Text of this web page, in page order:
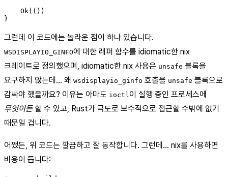
    Ok(())
그런데 이 코드에는 놀라운 점이 하나 있습니다.
WSDISPLAYIO_GINFO에 대한 래퍼 함수를 idiomatic한 nix
크레이트로 정의했으며, idiomatic한 nix 사용은 unsafe 블록을
요구하지 않는데… 왜 wsdisplayio_ginfo 호출을 unsafe 블록으로
감싸야 했을까요? 이유는 아마도 ioctl 이 실행 중인 프로세스에
무엇이든할 수 있고, Rust가 극도로 보수적으로 접근할 수밖에 없기
때문일 겁니다.
어쨌든, 위 코드는 깔끔하고 잘 동작합니다. 그런데… nix를 사용하면
비용이 듭니다: